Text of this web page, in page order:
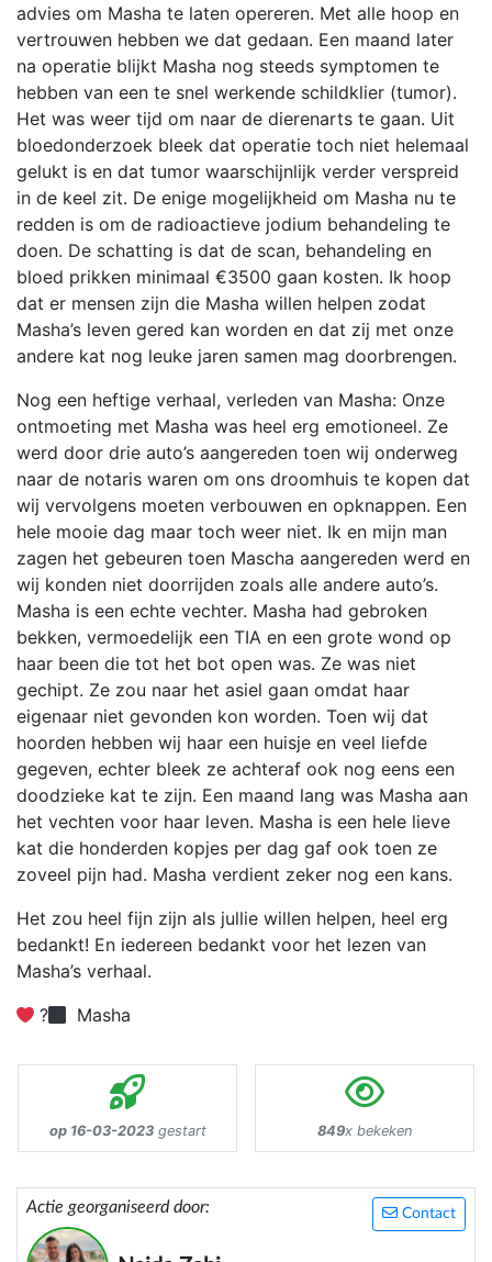
advies om Masha te laten opereren. Met alle hoop en
vertrouwen hebben we dat gedaan. Een maand later
na operatie blijkt Masha nog steeds symptomen te
hebben van een te snel werkende schildklier (tumor).
Het was weer tijd om naar de dierenarts te gaan. Uit
bloedonderzoek bleek dat operatie toch niet helemaal
gelukt is en dat tumor waarschijnlijk verder verspreid
in de keel zit. De enige mogelijkheid om Masha nu te
redden is om de radioactieve jodium behandeling te
doen. De schatting is dat de scan, behandeling en
bloed prikken minimaal €3500 gaan kosten. Ik hoop
dat er mensen zijn die Masha willen helpen zodat
Masha’s leven gered kan worden en dat zij met onze
andere kat nog leuke jaren samen mag doorbrengen.
Nog een heftige verhaal, verleden van Masha: Onze
ontmoeting met Masha was heel erg emotioneel. Ze
werd door drie auto’s aangereden toen wij onderweg
naar de notaris waren om ons droomhuis te kopen dat
wij vervolgens moeten verbouwen en opknappen. Een
hele mooie dag maar toch weer niet. Ik en mijn man
zagen het gebeuren toen Mascha aangereden werd en
wij konden niet doorrijden zoals alle andere auto’s.
Masha is een echte vechter. Masha had gebroken
bekken, vermoedelijk een TIA en een grote wond op
haar been die tot het bot open was. Ze was niet
gechipt. Ze zou naar het asiel gaan omdat haar
eigenaar niet gevonden kon worden. Toen wij dat
hoorden hebben wij haar een huisje en veel liefde
gegeven, echter bleek ze achteraf ook nog eens een
doodzieke kat te zijn. Een maand lang was Masha aan
het vechten voor haar leven. Masha is een hele lieve
kat die honderden kopjes per dag gaf ook toen ze
zoveel pijn had. Masha verdient zeker nog een kans.
Het zou heel fijn zijn als jullie willen helpen, heel erg
bedankt! En iedereen bedankt voor het lezen van
Masha’s verhaal.
?‍
Masha
op 16-03-2023gestart 849x bekeken
Contact
Actie georganiseerd door: